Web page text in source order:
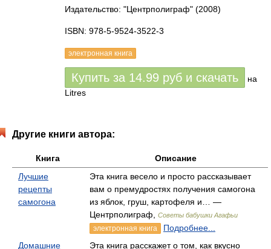
Издательство: "Центрполиграф" (2008)
ISBN: 978-5-9524-3522-3
электронная книга
Купить за 14.99 руб и скачать
на
Litres
Другие книги автора:
Книга
Описание
Лучшие
рецепты
самогона
Эта книга весело и просто рассказывает
вам о премудростях получения самогона
из яблок, груш, картофеля и… —
Центрполиграф,
Советы бабушки Агафьи
электронная книга
Подробнее...
Домашние
Эта книга расскажет о том, как вкусно